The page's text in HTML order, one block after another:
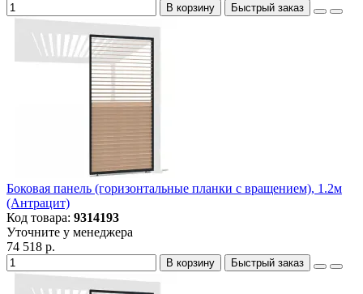
В корзину Быстрый заказ
Боковая панель (горизонтальные планки с вращением), 1.2м
(Антрацит)
Код товара: 9314193
Уточните у менеджера
74 518 р.
В корзину Быстрый заказ